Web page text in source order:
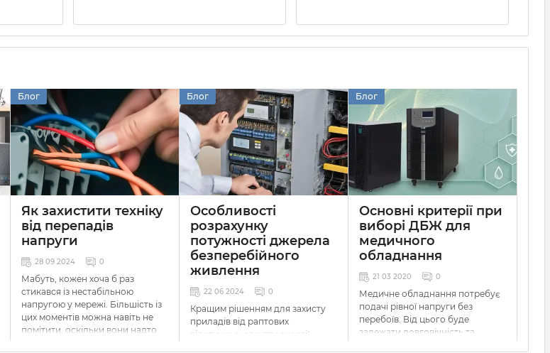
Блог
Як захистити техніку
від перепадів
напруги
28 09 2024 0
Мабуть, кожен хоча б раз
стикався із нестабільною
напругою у мережі. Більшість із
цих моментів можна навіть не
помітити, оскільки вони надто
Блог
Особливості
розрахунку
потужності джерела
безперебійного
живлення
22 06 2024 0
Кращим рішенням для захисту
приладів від раптових
відключень електроенергії
Блог
Основні критерії при
виборі ДБЖ для
медичного
обладнання
21 03 2020 0
Медичне обладнання потребує
подачі рівної напруги без
перебоїв. Від цього буде
залежати довговічність та